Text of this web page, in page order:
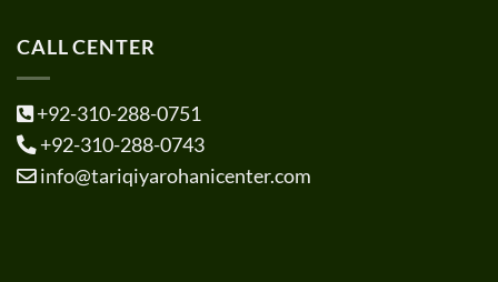
CALL CENTER
+92-310-288-0751
+92-310-288-0743
info@tariqiyarohanicenter.com